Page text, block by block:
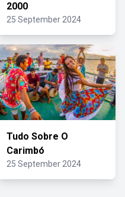
2000
25 September 2024
Tudo Sobre O
Carimbó
25 September 2024